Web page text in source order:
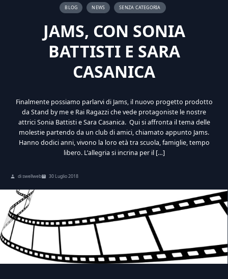
BLOG NEWS SENZA CATEGORIA
JAMS, CON SONIA
BATTISTI E SARA
CASANICA
Finalmente possiamo parlarvi di Jams, il nuovo progetto prodotto
da Stand by me e Rai Ragazzi che vede protagoniste le nostre
attrici Sonia Battisti e Sara Casanica. Qui si affronta il tema delle
molestie partendo da un club di amici, chiamato appunto Jams.
Hanno dodici anni, vivono la loro età tra scuola, famiglie, tempo
libero. L’allegria si incrina per il […]
di swellweb 30 Luglio 2018